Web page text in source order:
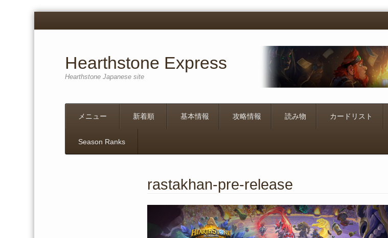
Hearthstone Express
Hearthstone Japanese site
メニュー 新着順 基本情報 攻略情報 読み物 カードリスト
Season Ranks
rastakhan-pre-release